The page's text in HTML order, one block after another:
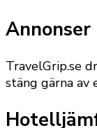
Annonser
TravelGrip.se
stäng gärna av